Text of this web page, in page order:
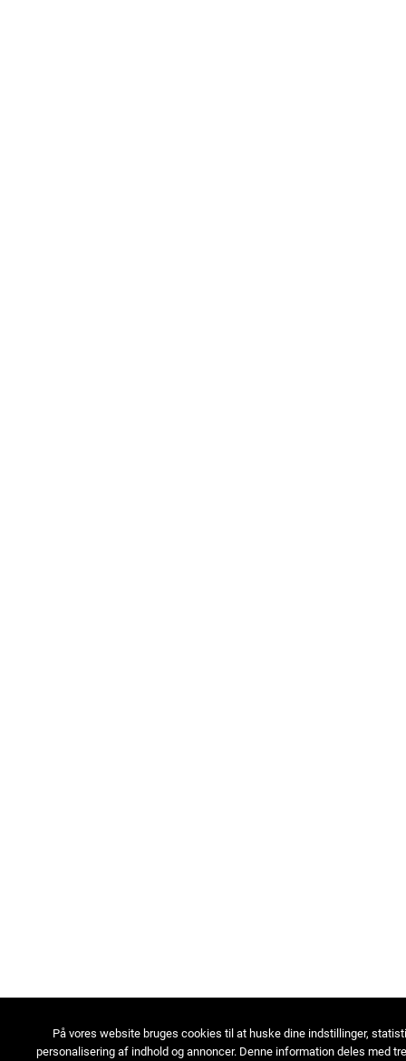
På vores website bruges cookies til at huske dine indstillinger,
personalisering af indhold og annoncer. Denne information deles med